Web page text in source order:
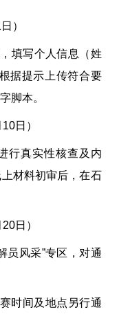
）
填写个人信息（姓
据提示上传符合要
脚本。
日）
行真实性核查及内
材料初审后，在石
日）
员风采”专区，对通
时间及地点另行通